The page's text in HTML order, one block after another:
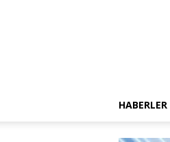
HABERLER